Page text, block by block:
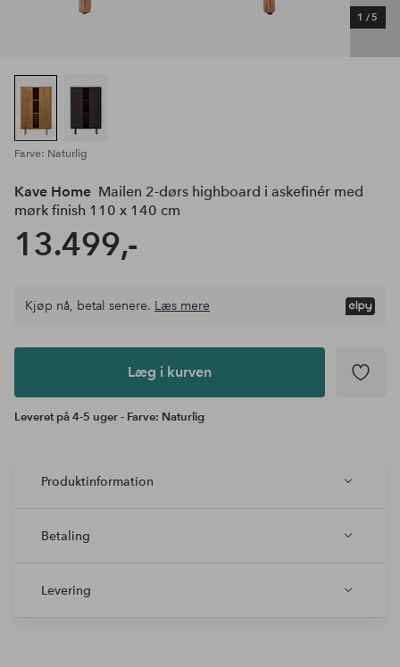
1 /5
Farve: Naturlig
Kave Home Mailen 2-dørs highboard i askefinér med
mørk finish 110 x 140 cm
13.499,-
Læg i
Kjøp nå, betal senere. Læs mere
Læg i kurven
Leveret på 4-5 uger - Farve: Naturlig
Produktinformation
Betaling
Levering